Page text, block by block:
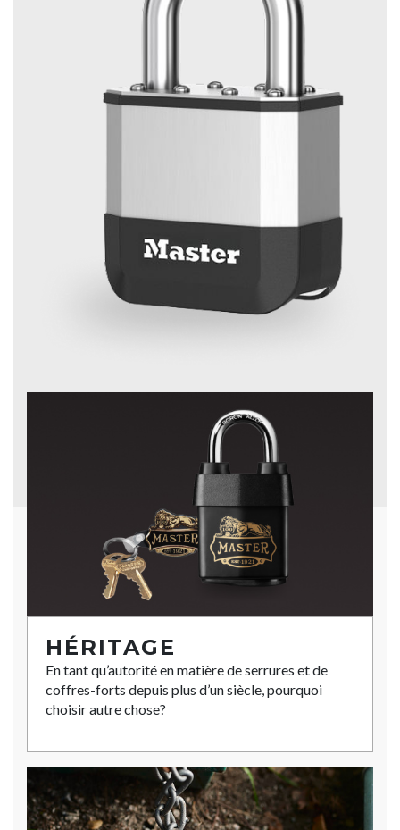
HÉRITAGE
En tant qu’autorité en matière de serrures et de
coffres-forts depuis plus d’un siècle, pourquoi
choisir autre chose?